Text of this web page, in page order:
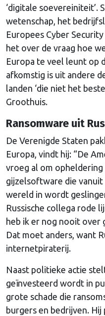
‘digitale soevereiniteit’.
wetenschap, het
Europees Cyber
het over de vraag hoe
Europa te veel leunt op
afkomstig is uit andere
landen ‘die niet het
Groothuis.
Ransomware uit
De Verenigde Staten
Europa, vindt hij: “De
vroeg al om
gijzelsoftware die vanuit
wereld in wordt
Russische collega rode
heb ik er nog nooit over
Dat moet anders, want
internetpiraterij.
Naast politieke actie
geïnvesteerd wordt in
grote schade die
burgers en bedrijven.